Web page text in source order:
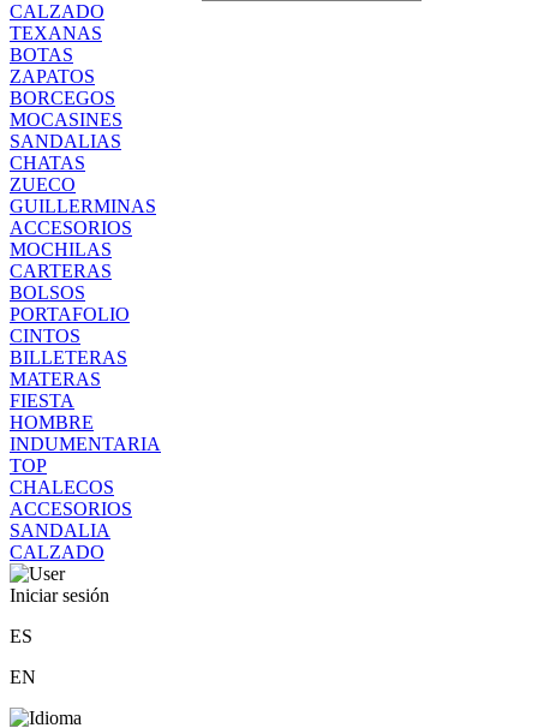
CALZADO
TEXANAS
BOTAS
ZAPATOS
BORCEGOS
MOCASINES
SANDALIAS
CHATAS
ZUECO
GUILLERMINAS
ACCESORIOS
MOCHILAS
CARTERAS
BOLSOS
PORTAFOLIO
CINTOS
BILLETERAS
MATERAS
FIESTA
HOMBRE
INDUMENTARIA
TOP
CHALECOS
ACCESORIOS
SANDALIA
CALZADO
Iniciar sesión
ES
EN